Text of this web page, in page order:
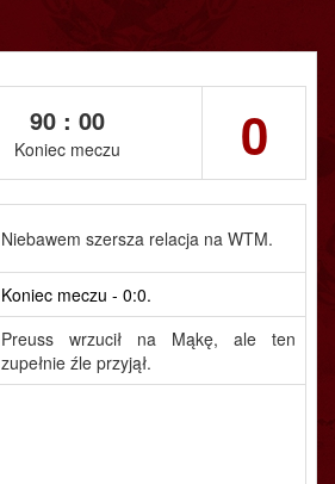
90 : 00
Koniec meczu 0
Niebawem szersza relacja na WTM.
Koniec meczu - 0:0.
Preuss wrzucił na Mąkę, ale ten
zupełnie źle przyjął.